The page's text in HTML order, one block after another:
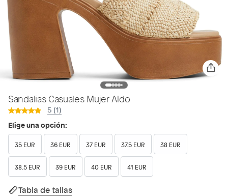
Sandalias Casuales Mujer Aldo
5 (1)
Elige una opción:
35 EUR 36 EUR 37 EUR 37.5 EUR 38 EUR
38.5 EUR 39 EUR 40 EUR 41 EUR
Tabla de tallas